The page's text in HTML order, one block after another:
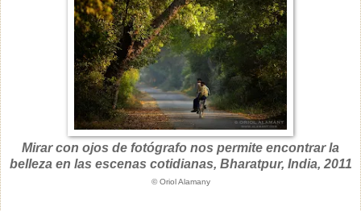
Mirar con ojos de fotógrafo nos permite encontrar la
belleza en las escenas cotidianas, Bharatpur, India, 2011
© Oriol Alamany